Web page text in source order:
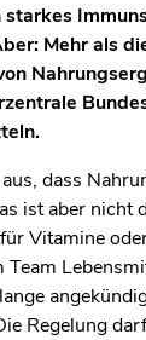
Mehr als
dass
ist aber nicht
Vitamine
Regelung